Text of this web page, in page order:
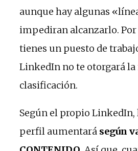
aunque hay algunas
impediran alcanzarlo.
tienes un puesto de
LinkedIn no te otorgará
clasificación.
Según el propio LinkedIn,
perfil aumentará según